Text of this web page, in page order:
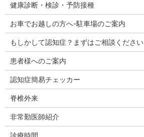
健康診断・検診・予防接種
お車でお越しの方へ-駐車場のご案内
もしかして認知症？まずはご相談ください
患者様へのご案内
認知症簡易チェッカー
脊椎外来
非常勤医師紹介